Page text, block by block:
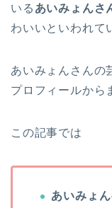
いる あいみょんさ
わいいといわれて
あいみょんさんの
プロフィールから
この記事では
あいみょ